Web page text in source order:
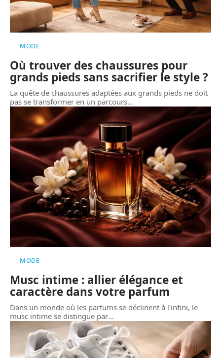
MODE
Où trouver des chaussures pour
grands pieds sans sacrifier le style ?
La quête de chaussures adaptées aux grands pieds ne doit
pas se transformer en un parcours…
MODE
Musc intime : allier élégance et
caractère dans votre parfum
Dans un monde où les parfums se déclinent à l'infini, le
musc intime se distingue par…